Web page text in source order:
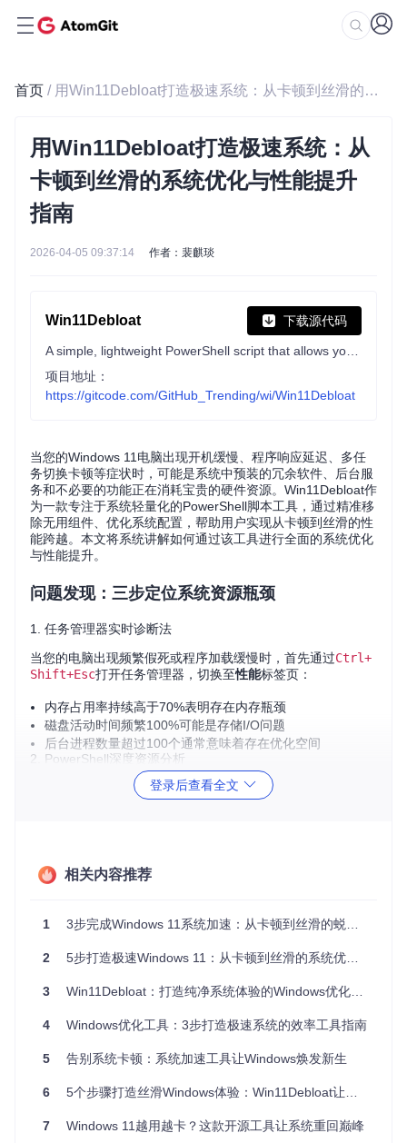
首页 / 用Win11Debloat打造极速系统：从卡顿到丝滑的系统优化与性能提升指南
用Win11Debloat打造极速系统：从
卡顿到丝滑的系统优化与性能提升
指南
2026-04-05 09:37:14 作者：裴麒琰
Win11Debloat 下载源代码
项目地址：
https://gitcode.com/GitHub_Trending/wi/Win11Debloat
当您的Windows 11电脑出现开机缓慢、程序响应延迟、多任
务切换卡顿等症状时，可能是系统中预装的冗余软件、后台服
务和不必要的功能正在消耗宝贵的硬件资源。Win11Debloat作
为一款专注于系统轻量化的PowerShell脚本工具，通过精准移
除无用组件、优化系统配置，帮助用户实现从卡顿到丝滑的性
能跨越。本文将系统讲解如何通过该工具进行全面的系统优化
与性能提升。
问题发现：三步定位系统资源瓶颈
1. 任务管理器实时诊断法
当您的电脑出现频繁假死或程序加载缓慢时，首先通过Ctrl+
Shift+Esc打开任务管理器，切换至性能标签页：
内存占用率持续高于70%表明存在内存瓶颈
磁盘活动时间频繁100%可能是存储I/O问题
后台进程数量超过100个通常意味着存在优化空间
2. PowerShell深度资源分析
使用以下命令获取系统资源占用详情：
# 列出所有自动启动的服务
3. 性能计数器数据采集
通过
perfmon命令启动性能监视器，添加关键计数器：
内存\可用MBytes（反映内存剩余量）
处理器%处理器时间（显示CPU负载）
进程\工作集（单个进程内存占用）
方案设计：模块化配置方案与底层实现
1. 预装应用清理模块
目标
：移除冗余预装应用，释放存储空间和内存资源
登录后查看全文
相关内容推荐
1 3步完成Windows 11系统加速：从卡顿到丝滑的蜕变指南
2 5步打造极速Windows 11：从卡顿到丝滑的系统优化全攻略
3 Win11Debloat：打造纯净系统体验的Windows优化指南
4 Windows优化工具：3步打造极速系统的效率工具指南
5 告别系统卡顿：系统加速工具让Windows焕发新生
6 5个步骤打造丝滑Windows体验：Win11Debloat让系统性能提升60%
7 Windows 11越用越卡？这款开源工具让系统重回巅峰